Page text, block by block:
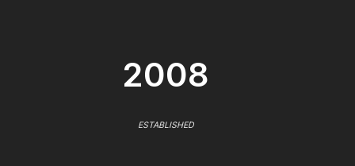
2008
ESTABLISHED